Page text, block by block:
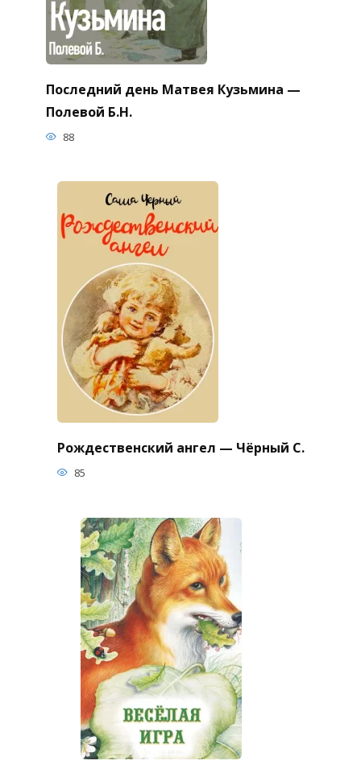
Последний день Матвея Кузьмина —
Полевой Б.Н.
88
Рождественский ангел — Чёрный С.
85